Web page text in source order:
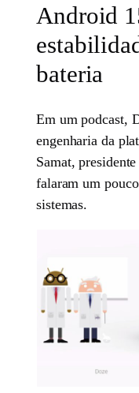
Android
bateria
Em um podcast,
engenharia da
Samat,
falaram um
sistemas.